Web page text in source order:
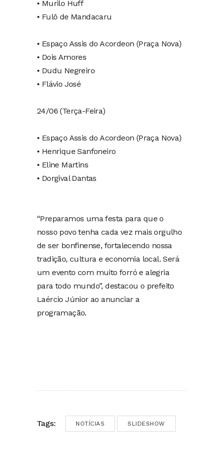
• Murilo Huff
• Fulô de Mandacaru ⁠
• Espaço Assis do Acordeon (Praça Nova)
• Dois Amores
• Dudu Negreiro
• Flávio José
24/06 (Terça-Feira)
• Espaço Assis do Acordeon (Praça Nova)
• Henrique Sanfoneiro
• Eline Martins
• Dorgival Dantas
“Preparamos uma festa para que o
nosso povo tenha cada vez mais orgulho
de ser bonfinense, fortalecendo nossa
tradição, cultura e economia local. Será
um evento com muito forró e alegria
para todo mundo”, destacou o prefeito
Laércio Júnior ao anunciar a
programação.
Tags: NOTÍCIAS SLIDESHOW